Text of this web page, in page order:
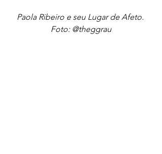
Paola Ribeiro e seu Lugar de Afeto.
Foto: @theggrau